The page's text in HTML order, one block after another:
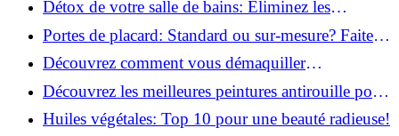
Détox de votre salle de bains: Éliminez les
ingrédients nocifs dès maintenant!
Portes de placard: Standard ou sur-mesure? Faites
le meilleur choix!
Découvrez comment vous démaquiller
naturellement: Astuces et secrets révélés!
Découvrez les meilleures peintures antirouille pour
le fer: Top 12 analysé!
Huiles végétales: Top 10 pour une beauté radieuse!